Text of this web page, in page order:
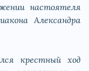
настоятеля
Александра
крестный ход